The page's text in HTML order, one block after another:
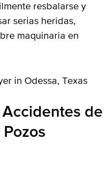
resbalarse y
serias heridas,
maquinaria en
de